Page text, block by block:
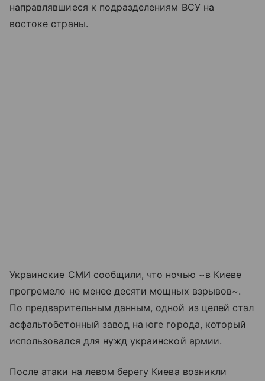
направлявшиеся к подразделениям ВСУ на
востоке страны.
Украинские СМИ сообщили, что ночью ~в Киеве
прогремело не менее десяти мощных взрывов~.
По предварительным данным, одной из целей стал
асфальтобетонный завод на юге города, который
использовался для нужд украинской армии.
После атаки на левом берегу Киева возникли